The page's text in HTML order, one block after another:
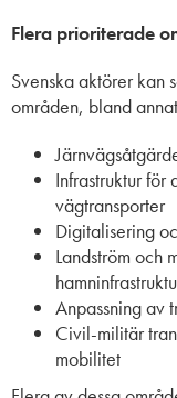
Flera prioriterade
Svenska aktörer kan
områden, bland
Infrastruktur
vägtransporter
Digitalisering
Landström och
Anpassning av
Civil-militär
mobilitet